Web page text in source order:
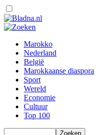
Marokko
Nederland
België
Marokkaanse diaspora
Sport
Wereld
Economie
Cultuur
Top 100